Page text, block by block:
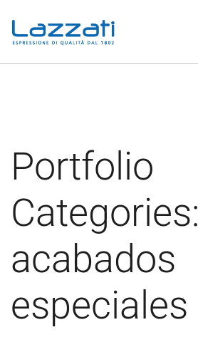
Portfolio
Categories:
acabados
especiales